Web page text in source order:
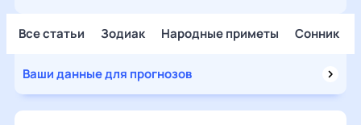
Все статьи Зодиак Народные приметы Сонник
Ваши данные для прогнозов